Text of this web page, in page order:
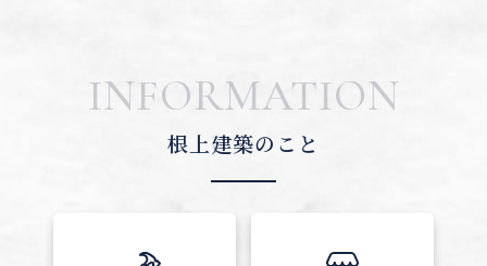
INFORMATION
根上建築のこと